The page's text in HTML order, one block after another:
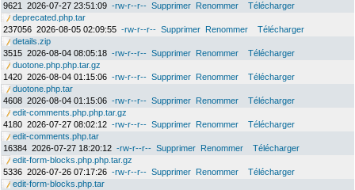
9621
2026-07-27 23:51:09 -rw-r--r-- Supprimer Renommer
Télécharger
deprecated.php.tar
237056 2026-08-05 02:09:55 -rw-r--r-- Supprimer Renommer
Télécharger
details.zip
3515 2026-08-04 08:05:18 -rw-r--r-- Supprimer Renommer
Télécharger
duotone.php.php.tar.gz
1420 2026-08-04 01:15:06 -rw-r--r-- Supprimer Renommer
Télécharger
duotone.php.tar
4608 2026-08-04 01:15:06 -rw-r--r-- Supprimer Renommer
Télécharger
edit-comments.php.php.tar.gz
4180 2026-07-27 08:02:12 -rw-r--r-- Supprimer Renommer
Télécharger
edit-comments.php.tar
16384 2026-07-27 18:20:12 -rw-r--r-- Supprimer Renommer
Télécharger
edit-form-blocks.php.php.tar.gz
5336 2026-07-26 07:17:26 -rw-r--r-- Supprimer Renommer
Télécharger
edit-form-blocks.php.tar